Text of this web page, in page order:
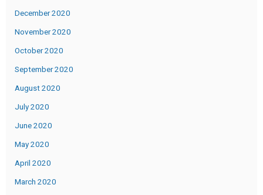
December 2020
November 2020
October 2020
September 2020
August 2020
July 2020
June 2020
May 2020
April 2020
March 2020